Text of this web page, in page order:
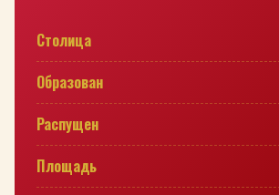
Столица
Образован
Распущен
Площадь